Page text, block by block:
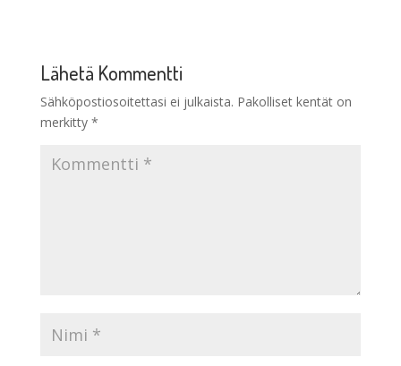
Lähetä Kommentti
Sähköpostiosoitettasi ei julkaista. Pakolliset kentät on
merkitty *